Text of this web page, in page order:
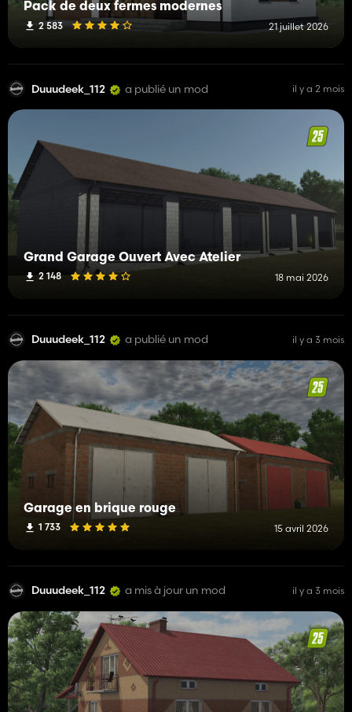
Pack de deux fermes modernes
2 583 21 juillet 2026
Duuudeek_112 a publié un mod il y a 2 mois
Grand Garage Ouvert Avec Atelier
2 148 18 mai 2026
Duuudeek_112 a publié un mod il y a 3 mois
Garage en brique rouge
1 733 15 avril 2026
Duuudeek_112 a mis à jour un mod il y a 3 mois